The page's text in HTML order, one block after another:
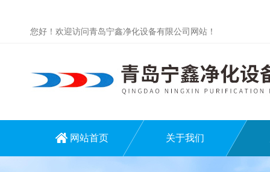
您好！欢迎访问青岛宁鑫净化设备有限公司网站！
网站首页 关于我们